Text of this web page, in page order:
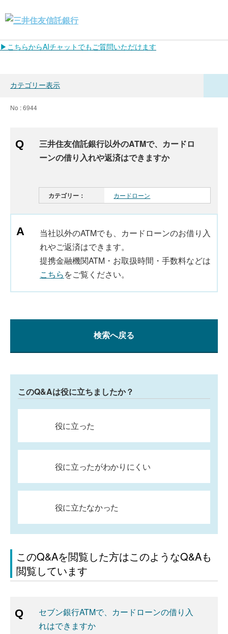
▶こちらからAIチャットでもご質問いただけます
カテゴリー表示
No : 6944
三井住友信託銀行以外のATMで、カードロ
ーンの借り入れや返済はできますか
カテゴリー： カードローン
当社以外のATMでも、カードローンのお借り入
れやご返済はできます。
提携金融機関ATM・お取扱時間・手数料などは
こちらをご覧ください。
検索へ戻る
このQ&Aは役に立ちましたか？
役に立った
役に立ったがわかりにくい
役に立たなかった
このQ&Aを閲覧した方はこのようなQ&Aも
閲覧しています
セブン銀行ATMで、カードローンの借り入
れはできますか